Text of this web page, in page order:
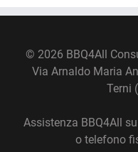
© 2026 BBQ4All
Via Arnaldo Maria
Terni
Assistenza BBQ4All
o telefono